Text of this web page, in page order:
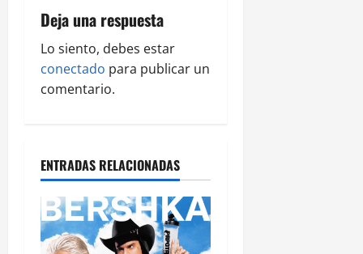
Deja una respuesta
Lo siento, debes estar
conectado para publicar un
comentario.
ENTRADAS RELACIONADAS